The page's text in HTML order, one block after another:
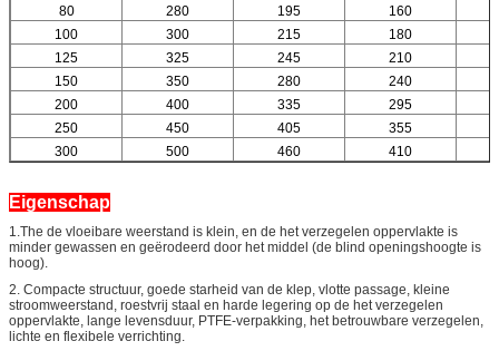
80
280 195
160
100
300 215
180
125
325 245
210
150
350 280
240
200
400 335
295
250
450 405
355
300
500 460 410
Eigenschap
1.The de vloeibare weerstand is klein, en de het verzegelen oppervlakte is
minder gewassen en geërodeerd door het middel (de blind openingshoogte is
hoog).
2. Compacte structuur, goede starheid van de klep, vlotte passage, kleine
stroomweerstand, roestvrij staal en harde legering op de het verzegelen
oppervlakte, lange levensduur, PTFE-verpakking, het betrouwbare verzegelen,
lichte en flexibele verrichting.